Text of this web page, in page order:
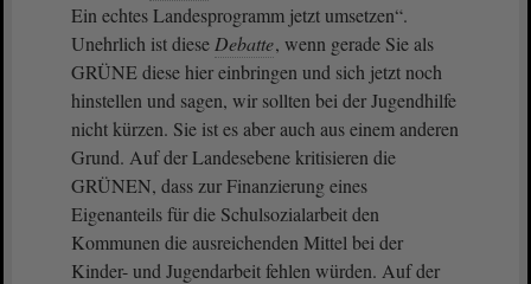
Ein echtes Landesprogramm jetzt umsetzen“.
Unehrlich ist diese Debatte, wenn gerade Sie als
GRÜNE diese hier einbringen und sich jetzt noch
hinstellen und sagen, wir sollten bei der Jugendhilfe
nicht kürzen. Sie ist es aber auch aus einem anderen
Grund. Auf der Landesebene kritisieren die
GRÜNEN, dass zur Finanzierung eines
Eigenanteils für die Schulsozialarbeit den
Kommunen die ausreichenden Mittel bei der
Kinder- und Jugendarbeit fehlen würden. Auf der